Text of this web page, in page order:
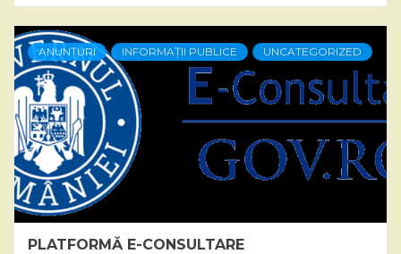
ANUNȚURI INFORMAȚII PUBLICE UNCATEGORIZED
PLATFORMĂ E-CONSULTARE